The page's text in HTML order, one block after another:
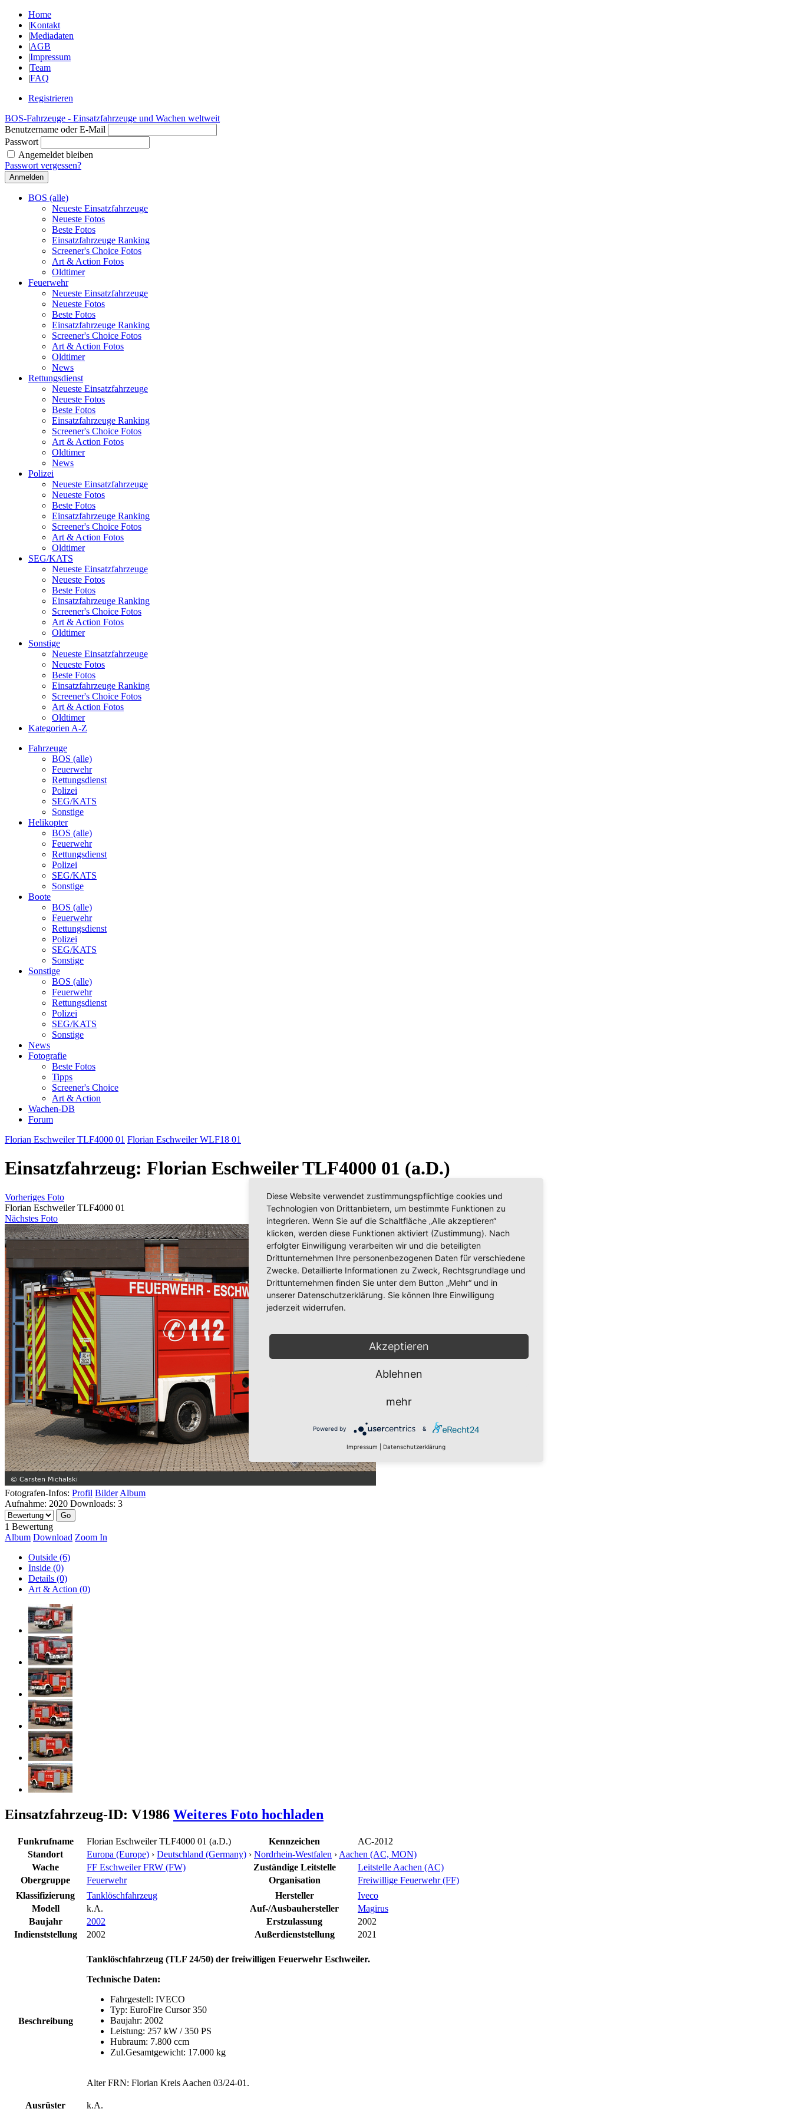
Home
|Kontakt
|Mediadaten
|AGB
|Impressum
|Team
|FAQ
Registrieren
BOS-Fahrzeuge - Einsatzfahrzeuge und Wachen weltweit
Benutzername oder E-Mail
Passwort
Angemeldet bleiben
Passwort vergessen?
BOS (alle)
Neueste Einsatzfahrzeuge
Neueste Fotos
Beste Fotos
Einsatzfahrzeuge Ranking
Screener's Choice Fotos
Art & Action Fotos
Oldtimer
Feuerwehr
Neueste Einsatzfahrzeuge
Neueste Fotos
Beste Fotos
Einsatzfahrzeuge Ranking
Screener's Choice Fotos
Art & Action Fotos
Oldtimer
News
Rettungsdienst
Neueste Einsatzfahrzeuge
Neueste Fotos
Beste Fotos
Einsatzfahrzeuge Ranking
Screener's Choice Fotos
Art & Action Fotos
Oldtimer
News
Polizei
Neueste Einsatzfahrzeuge
Neueste Fotos
Beste Fotos
Einsatzfahrzeuge Ranking
Screener's Choice Fotos
Art & Action Fotos
Oldtimer
SEG/KATS
Neueste Einsatzfahrzeuge
Neueste Fotos
Beste Fotos
Einsatzfahrzeuge Ranking
Screener's Choice Fotos
Art & Action Fotos
Oldtimer
Sonstige
Neueste Einsatzfahrzeuge
Neueste Fotos
Beste Fotos
Einsatzfahrzeuge Ranking
Screener's Choice Fotos
Art & Action Fotos
Oldtimer
Kategorien A-Z
Fahrzeuge
BOS (alle)
Feuerwehr
Rettungsdienst
Polizei
SEG/KATS
Sonstige
Helikopter
BOS (alle)
Feuerwehr
Rettungsdienst
Polizei
SEG/KATS
Sonstige
Boote
BOS (alle)
Feuerwehr
Rettungsdienst
Polizei
SEG/KATS
Sonstige
Sonstige
BOS (alle)
Feuerwehr
Rettungsdienst
Polizei
SEG/KATS
Sonstige
News
Fotografie
Beste Fotos
Tipps
Screener's Choice
Art & Action
Wachen-DB
Forum
Florian Eschweiler TLF4000 01 Florian Eschweiler WLF18 01
Einsatzfahrzeug: Florian Eschweiler TLF4000 01 (a.D.)
Vorheriges Foto
Florian Eschweiler TLF4000 01
Nächstes Foto
Fotografen-Infos: Profil Bilder Album
Aufnahme: 2020 Downloads: 3
1 Bewertung
Album Download Zoom In
Outside (6)
Inside (0)
Details (0)
Art & Action (0)
Einsatzfahrzeug-ID: V1986 Weiteres Foto hochladen
Funkrufname Florian Eschweiler TLF4000 01 (a.D.) Kennzeichen
AC-2012
Standort
Europa (Europe) › Deutschland (Germany) › Nordrhein-Westfalen › Aachen (AC, MON)
Wache
FF Eschweiler FRW (FW) Zuständige Leitstelle
Leitstelle Aachen (AC)
Obergruppe
Feuerwehr Organisation
Freiwillige Feuerwehr (FF)
Klassifizierung
Tanklöschfahrzeug Hersteller
Iveco
Modell
k.A. Auf-/Ausbauhersteller
Magirus
Baujahr
2002 Erstzulassung
2002
Indienststellung
2002 Außerdienststellung 2021
Beschreibung
Tanklöschfahrzeug (TLF 24/50) der freiwilligen Feuerwehr Eschweiler.
Technische Daten:
Fahrgestell: IVECO
Typ: EuroFire Cursor 350
Baujahr: 2002
Leistung: 257 kW / 350 PS
Hubraum: 7.800 ccm
Zul.Gesamtgewicht: 17.000 kg
Alter FRN: Florian Kreis Aachen 03/24-01.
Ausrüster k.A.
Diese Website verwendet zustimmungspflichtige cookies und
Technologien von Drittanbietern, um bestimmte Funktionen zu
integrieren. Wenn Sie auf die Schaltfläche „Alle akzeptieren“
klicken, werden diese Funktionen aktiviert (Zustimmung). Nach
erfolgter Einwilligung verarbeiten wir und die beteiligten
Drittunternehmen Ihre personenbezogenen Daten für verschiedene
Zwecke. Detaillierte Informationen zu Zweck, Rechtsgrundlage und
Drittunternehmen finden Sie unter dem Button „Mehr“ und in
unserer Datenschutzerklärung. Sie können Ihre Einwilligung
jederzeit widerrufen.
Akzeptieren
Ablehnen
mehr
Powered by &
Impressum Datenschutzerklärung